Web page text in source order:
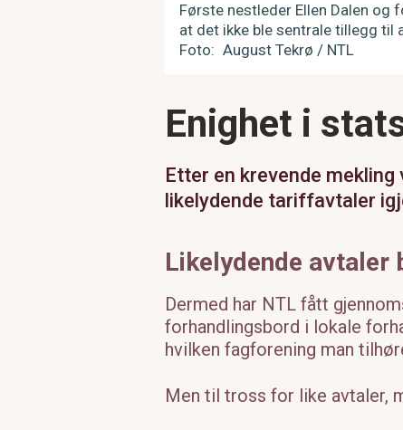
Første nestleder Ellen Dalen
at det ikke ble sentrale tillegg til
Foto
August Tekrø / NTL
Enighet i
Etter en krevende
likelydende tariffavtaler
Likelydende avtaler
Dermed har NTL fått
forhandlingsbord i lokale
hvilken fagforening man
Men til tross for like avtaler,